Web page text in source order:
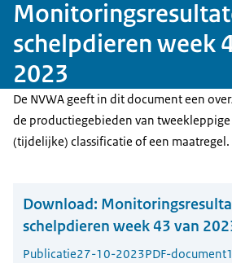
schelpdieren week
2023
De NVWA geeft in dit document een
de productiegebieden van
(tijdelijke) classificatie of een maatregel.
Download:
schelpdieren week 43 van
Publicatie27-10-2023PDF-document